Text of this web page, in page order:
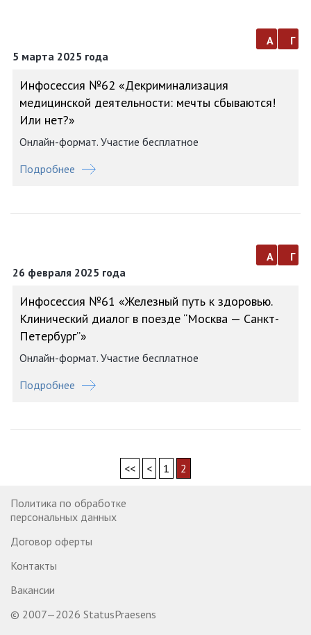
5 марта 2025 года
а г
Инфосессия №62 «Декриминализация
медицинской деятельности: мечты сбываются!
Или нет?»
Онлайн-формат. Участие бесплатное
Подробнее
26 февраля 2025 года
а г
Инфосессия №61 «Железный путь к здоровью.
Клинический диалог в поезде “Москва — Санкт-
Петербург”»
Онлайн-формат. Участие бесплатное
Подробнее
<< < 1 2
Политика по обработке
персональных данных
Договор оферты
Контакты
Вакансии
© 2007—2026 StatusPraesens